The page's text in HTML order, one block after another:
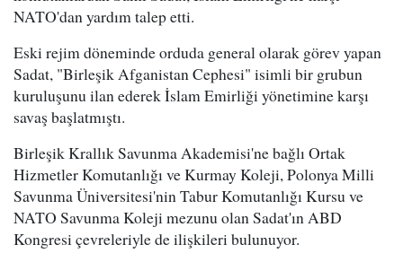
NATO'dan yardım talep etti.
Eski rejim döneminde orduda general olarak görev yapan
Sadat, "Birleşik Afganistan Cephesi" isimli bir grubun
kuruluşunu ilan ederek İslam Emirliği yönetimine karşı
savaş başlatmıştı.
Birleşik Krallık Savunma Akademisi'ne bağlı Ortak
Hizmetler Komutanlığı ve Kurmay Koleji, Polonya Milli
Savunma Üniversitesi'nin Tabur Komutanlığı Kursu ve
NATO Savunma Koleji mezunu olan Sadat'ın ABD
Kongresi çevreleriyle de ilişkileri bulunuyor.